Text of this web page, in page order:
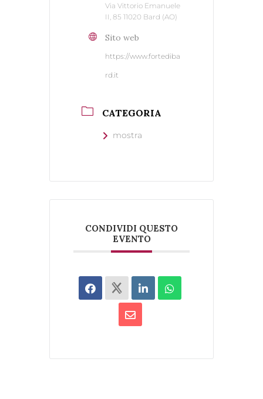
Via Vittorio Emanuele
II, 85 11020 Bard (AO)
Sito web
https://www.fortediba
rd.it
CATEGORIA
mostra
CONDIVIDI QUESTO
EVENTO